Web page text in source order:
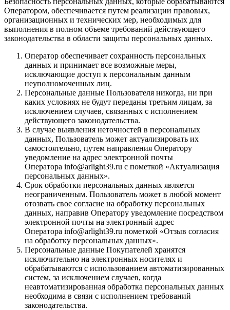
Оператором, обеспечивается путем реализации правовых,
организационных и технических мер, необходимых для
выполнения в полном объеме требований действующего
законодательства в области защиты персональных данных.
Оператор обеспечивает сохранность персональных
данных и принимает все возможные меры,
исключающие доступ к персональным данным
неуполномоченных лиц.
Персональные данные Пользователя никогда, ни при
каких условиях не будут переданы третьим лицам, за
исключением случаев, связанных с исполнением
действующего законодательства.
В случае выявления неточностей в персональных
данных, Пользователь может актуализировать их
самостоятельно, путем направления Оператору
уведомление на адрес электронной почты
Оператора info@arlight39.ru с пометкой «Актуализация
персональных данных».
Срок обработки персональных данных является
неограниченным. Пользователь может в любой момент
отозвать свое согласие на обработку персональных
данных, направив Оператору уведомление посредством
электронной почты на электронный адрес
Оператора info@arlight39.ru пометкой «Отзыв согласия
на обработку персональных данных».
Персональные данные Покупателей хранятся
исключительно на электронных носителях и
обрабатываются с использованием автоматизированных
сис­тем, за исключением случаев, когда
неавтоматизированная обработка персональных данных
необходима в связи с исполнением требований
законодательства.